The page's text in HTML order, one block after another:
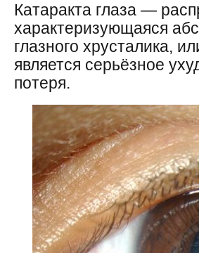
Катаракта глаза —
характеризующаяся
глазного хрусталика,
является серьёзное
потеря.